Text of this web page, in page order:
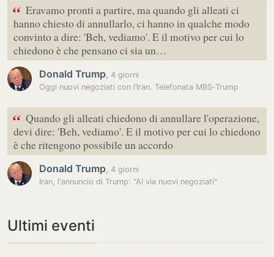
“ Eravamo pronti a partire, ma quando gli alleati ci
hanno chiesto di annullarlo, ci hanno in qualche modo
convinto a dire: 'Beh, vediamo'. E il motivo per cui lo
chiedono è che pensano ci sia un…
Donald Trump, 4 giorni
Oggi nuovi negoziati con l’Iran. Telefonata MBS‑Trump
“ Quando gli alleati chiedono di annullare l'operazione,
devi dire: 'Beh, vediamo'. E il motivo per cui lo chiedono
è che ritengono possibile un accordo
Donald Trump, 4 giorni
Iran, l'annuncio di Trump: "Al via nuovi negoziati"
Ultimi eventi